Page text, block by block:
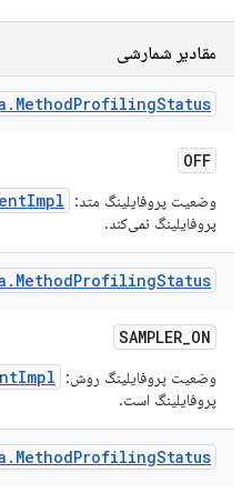
مقادیر شمارشی
. MethodProfilingStatus
OFF
وضعیت پروفایلینگ متد:
پروفایلینگ نمی‌کند.
. MethodProfilingStatus
SAMPLER_ON
وضعیت پروفایلینگ روش:
پروفایلینگ است.
. MethodProfilingStatus